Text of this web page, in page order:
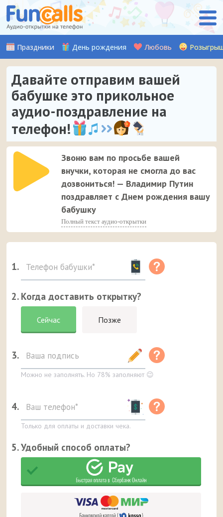
Праздники День рождения Любовь
Давайте отправим вашей
бабушке это прикольное
аудио-поздравление на
телефон!
Звоню вам по просьбе вашей
внучки, которая не смогла до вас
дозвониться! — Владимир Путин
поздравляет с Днем рождения вашу
бабушку
Полный текст аудио-открытки
1.
2. Когда доставить открытку?
Сейчас Позже
3.
Можно не заполнять. Но 78% заполняют 😉
4.
Только для оплаты и доставки чека.
5. Удобный способ оплаты?